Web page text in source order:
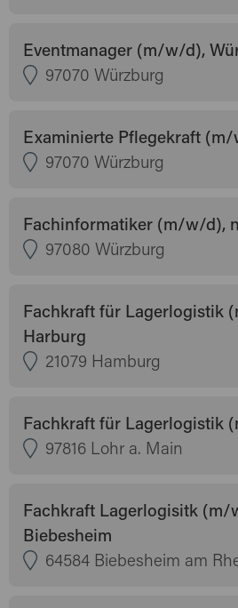
Eventmanager (m/w/d),
97070 Würzburg
Examinierte Pflegekraft
97070 Würzburg
Fachinformatiker (m/w/d),
97080 Würzburg
Fachkraft für Lagerlogistik
Harburg
21079 Hamburg
Fachkraft für Lagerlogistik
97816 Lohr a. Main
Fachkraft Lagerlogisitk
Biebesheim
64584 Biebesheim am